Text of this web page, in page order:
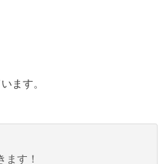
ます。
ます！